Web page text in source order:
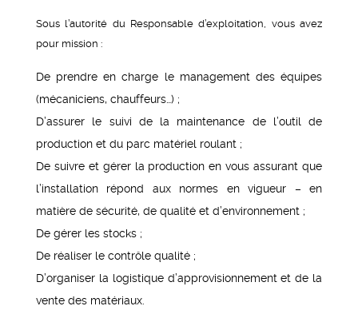
Sous l’autorité du Responsable d’exploitation, vous avez
pour mission :
De prendre en charge le management des équipes
(mécaniciens, chauffeurs…) ;
D’assurer le suivi de la maintenance de l’outil de
production et du parc matériel roulant ;
De suivre et gérer la production en vous assurant que
l’installation répond aux normes en vigueur – en
matière de sécurité, de qualité et d’environnement ;
De gérer les stocks ;
De réaliser le contrôle qualité ;
D’organiser la logistique d’approvisionnement et de la
vente des matériaux.